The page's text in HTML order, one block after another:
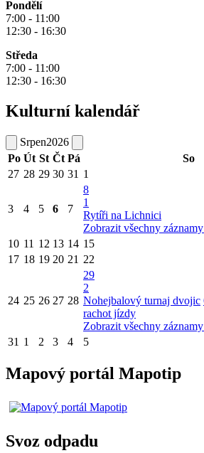
Pondělí
7:00 - 11:00
12:30 - 16:30
Středa
7:00 - 11:00
12:30 - 16:30
Kulturní kalendář
Srpen2026
Po Út St Čt Pá So
27 28 29 30 31 1
3 4 5 6 7
8
1
Rytíři na Lichnici
Zobrazit všechny
10 11 12 13 14 15
17 18 19 20 21 22
24 25 26 27 28
29
2
Nohejbalový turnaj dvojic
rachot jízdy
Zobrazit všechny
31 1 2 3 4 5
Mapový portál Mapotip
Svoz odpadu